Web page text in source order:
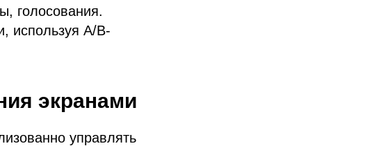
голосования.
используя A/B-
экранами
управлять